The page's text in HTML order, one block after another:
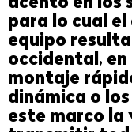
para lo cual el
equipo
occidental,
montaje
dinámica o
este marco la